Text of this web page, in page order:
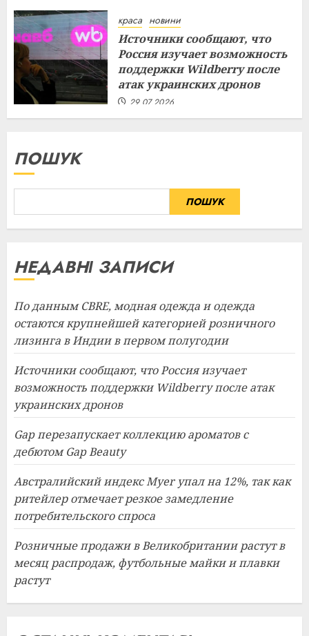
краса новини
Источники сообщают, что
Россия изучает возможность
поддержки Wildberry после
атак украинских дронов
29.07.2026
ПОШУК
ПОШУК
НЕДАВНІ ЗАПИСИ
По данным CBRE, модная одежда и одежда
остаются крупнейшей категорией розничного
лизинга в Индии в первом полугодии
Источники сообщают, что Россия изучает
возможность поддержки Wildberry после атак
украинских дронов
Gap перезапускает коллекцию ароматов с
дебютом Gap Beauty
Австралийский индекс Myer упал на 12%, так как
ритейлер отмечает резкое замедление
потребительского спроса
Розничные продажи в Великобритании растут в
месяц распродаж, футбольные майки и плавки
растут